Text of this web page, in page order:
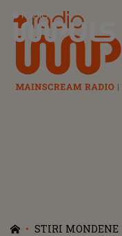
Radio Impuls
STIRI MONDENE